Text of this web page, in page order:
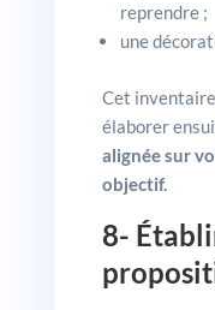
reprendre ;
une
Cet
élaborer
alignée sur
objectif.
8-